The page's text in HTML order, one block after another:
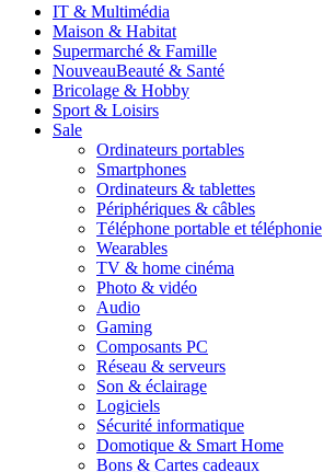
IT & Multimédia
Maison & Habitat
Supermarché & Famille
NouveauBeauté & Santé
Bricolage & Hobby
Sport & Loisirs
Sale
Ordinateurs portables
Smartphones
Ordinateurs & tablettes
Périphériques & câbles
Téléphone portable et téléphonie
Wearables
TV & home cinéma
Photo & vidéo
Audio
Gaming
Composants PC
Réseau & serveurs
Son & éclairage
Logiciels
Sécurité informatique
Domotique & Smart Home
Bons & Cartes cadeaux